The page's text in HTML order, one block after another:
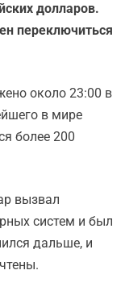
долларов.
переключиться
около 23:00 в
в мире
более 200
вызвал
систем и был
дальше, и